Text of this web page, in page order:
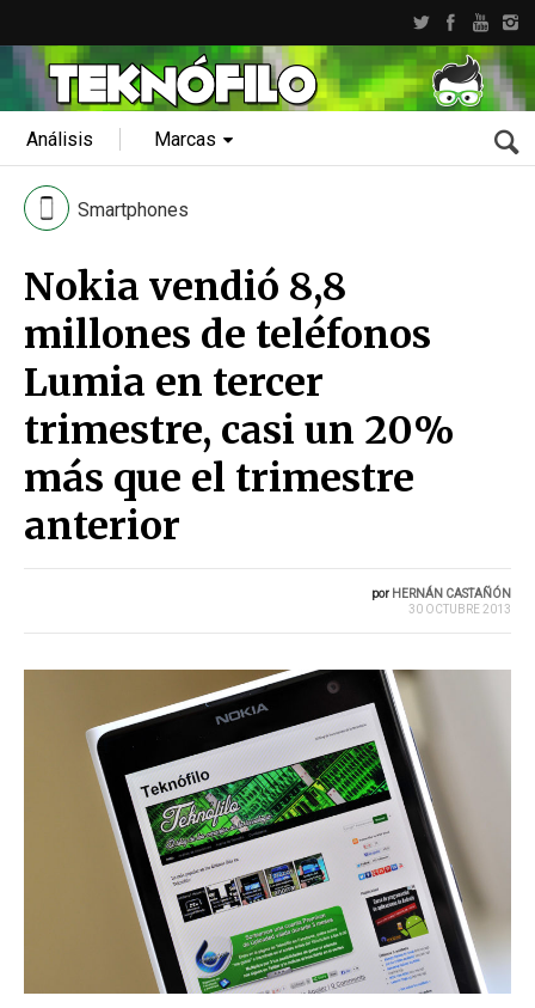
Análisis Marcas
Smartphones
Nokia vendió 8,8
millones de teléfonos
Lumia en tercer
trimestre, casi un 20%
más que el trimestre
anterior
por HERNÁN CASTAÑÓN
30 OCTUBRE 2013